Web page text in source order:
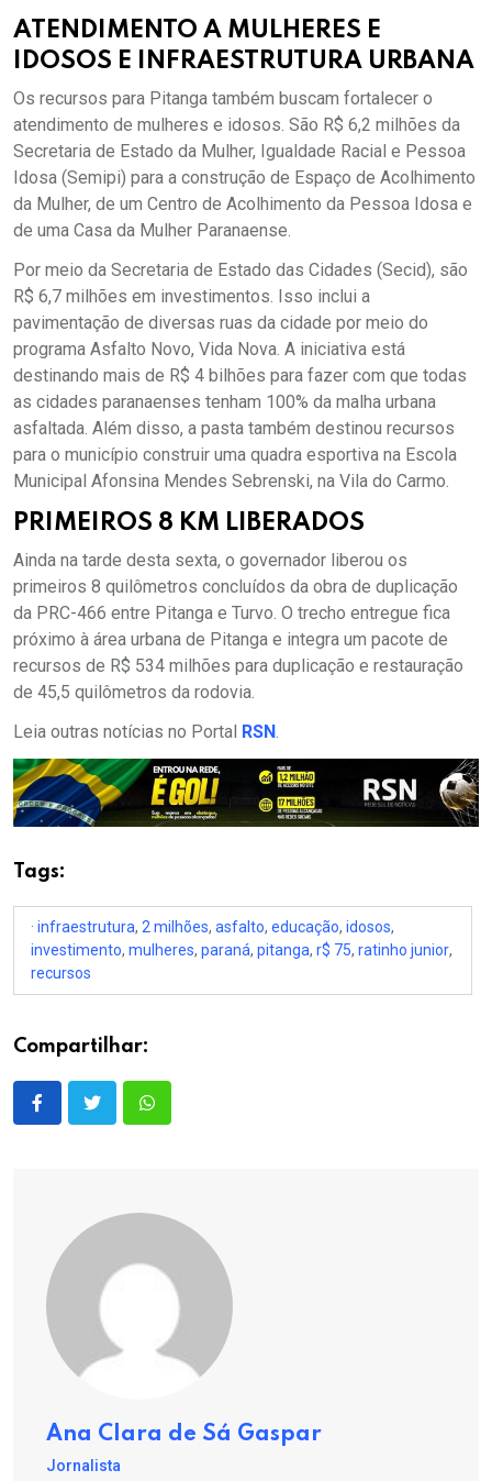
ATENDIMENTO A MULHERES E
IDOSOS E INFRAESTRUTURA URBANA
Os recursos para Pitanga também buscam fortalecer o
atendimento de mulheres e idosos. São R$ 6,2 milhões da
Secretaria de Estado da Mulher, Igualdade Racial e Pessoa
Idosa (Semipi) para a construção de Espaço de Acolhimento
da Mulher, de um Centro de Acolhimento da Pessoa Idosa e
de uma Casa da Mulher Paranaense.
Por meio da Secretaria de Estado das Cidades (Secid), são
R$ 6,7 milhões em investimentos. Isso inclui a
pavimentação de diversas ruas da cidade por meio do
programa Asfalto Novo, Vida Nova. A iniciativa está
destinando mais de R$ 4 bilhões para fazer com que todas
as cidades paranaenses tenham 100% da malha urbana
asfaltada. Além disso, a pasta também destinou recursos
para o município construir uma quadra esportiva na Escola
Municipal Afonsina Mendes Sebrenski, na Vila do Carmo.
PRIMEIROS 8 KM LIBERADOS
Ainda na tarde desta sexta, o governador liberou os
primeiros 8 quilômetros concluídos da obra de duplicação
da PRC-466 entre Pitanga e Turvo. O trecho entregue fica
próximo à área urbana de Pitanga e integra um pacote de
recursos de R$ 534 milhões para duplicação e restauração
de 45,5 quilômetros da rodovia.
Leia outras notícias no Portal RSN
Tags:
· infraestrutura, 2 milhões, asfalto, educação, idosos,
investimento, mulheres, paraná, pitanga, r$ 75, ratinho junior,
recursos
Compartilhar:
Ana Clara de Sá Gaspar
Jornalista